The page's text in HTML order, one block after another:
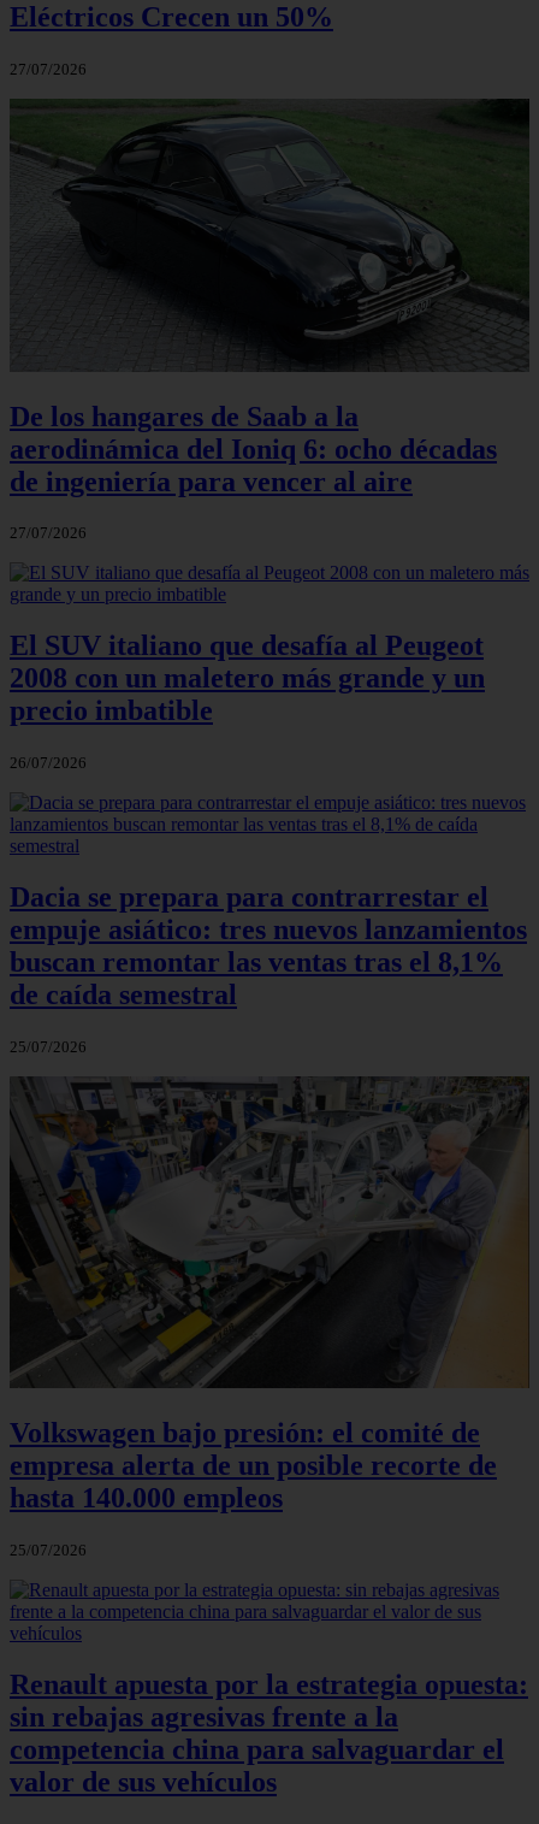
Eléctricos Crecen un 50%
27/07/2026
De los hangares de Saab a la
aerodinámica del Ioniq 6: ocho décadas
de ingeniería para vencer al aire
27/07/2026
El SUV italiano que desafía al Peugeot
2008 con un maletero más grande y un
precio imbatible
26/07/2026
Dacia se prepara para contrarrestar el
empuje asiático: tres nuevos lanzamientos
buscan remontar las ventas tras el 8,1%
de caída semestral
25/07/2026
Volkswagen bajo presión: el comité de
empresa alerta de un posible recorte de
hasta 140.000 empleos
25/07/2026
Renault apuesta por la estrategia opuesta:
sin rebajas agresivas frente a la
competencia china para salvaguardar el
valor de sus vehículos